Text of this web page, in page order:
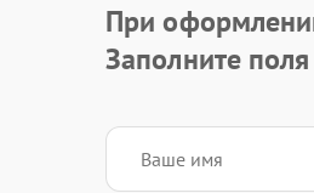
При
Заполните